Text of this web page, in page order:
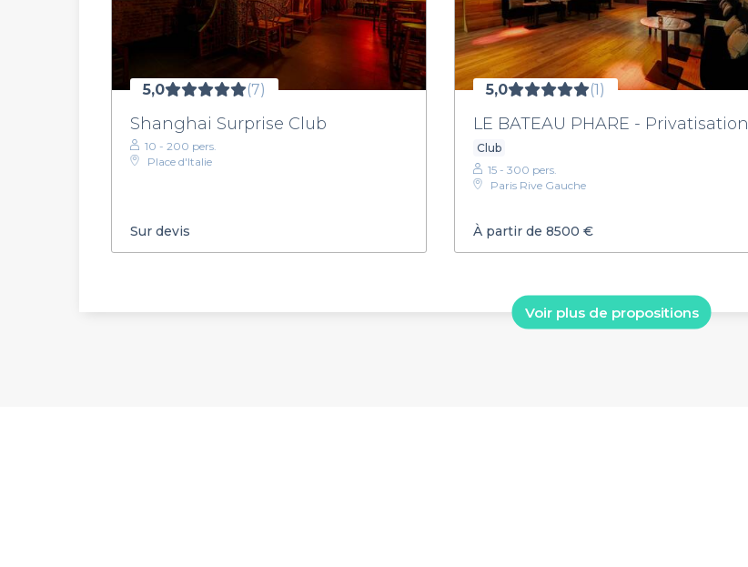
5,0 (7)
Shanghai Surprise Club
10 - 200 pers.
Place d'Italie
Sur devis
5,0 (1)
LE BATEAU PHARE - Privatisation
Club
15 - 300 pers.
Paris Rive Gauche
À partir de 8500 €
Voir plus de propositions